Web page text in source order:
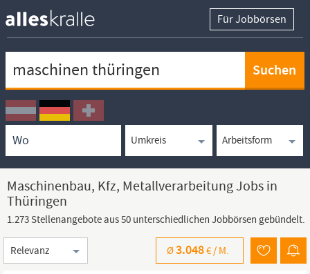
Für Jobbörsen
Ortssuche
Umkreissuche
Arbeitsform
Maschinenbau, Kfz, Metallverarbeitung Jobs in
Thüringen
1.273 Stellenangebote aus 50 unterschiedlichen Jobbörsen gebündelt.
Sortierung
Ø3.048€ / M.